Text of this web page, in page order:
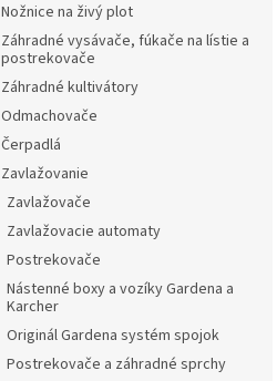
Nožnice na živý plot
Záhradné vysávače, fúkače na lístie a
postrekovače
Záhradné kultivátory
Odmachovače
Čerpadlá
Zavlažovanie
Zavlažovače
Zavlažovacie automaty
Postrekovače
Nástenné boxy a vozíky Gardena a
Karcher
Originál Gardena systém spojok
Postrekovače a záhradné sprchy